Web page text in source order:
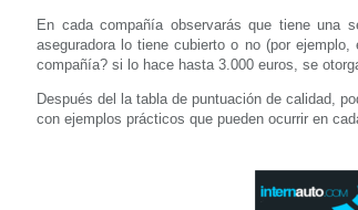
En cada compañía observarás que tiene una
aseguradora lo tiene cubierto o no (por
compañía? si lo hace hasta 3.000 euros, se
Después del la tabla de puntuación de calidad,
con ejemplos prácticos que pueden ocurrir en